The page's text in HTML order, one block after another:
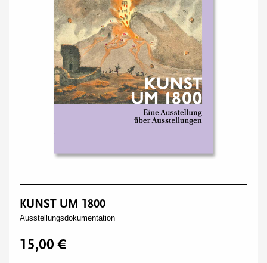
KUNST UM 1800
Ausstellungsdokumentation
15,00 €